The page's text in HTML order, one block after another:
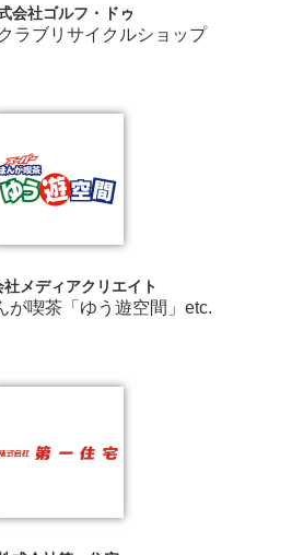
会社ゴルフ・ドゥ
ラブリサイクルショップ
社メディアクリエイト
が喫茶「ゆう遊空間」etc.